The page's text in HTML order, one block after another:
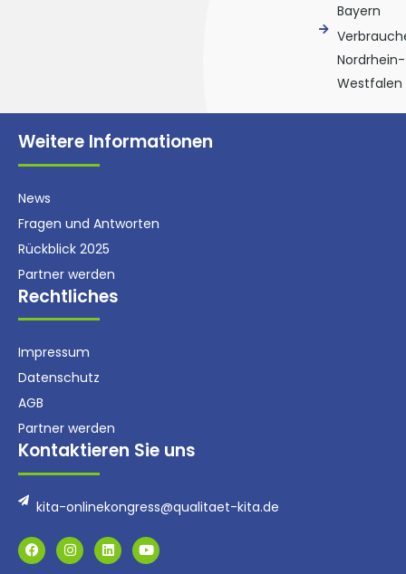
Bayern
Nordrhein-
Westfalen
Weitere Informationen
News
Fragen und Antworten
Rückblick 2025
Partner werden
Rechtliches
Impressum
Datenschutz
AGB
Partner werden
Kontaktieren Sie uns
kita-onlinekongress@qualitaet-kita.de
F
a
c
I
n
s
L
i
n
Y
o
u